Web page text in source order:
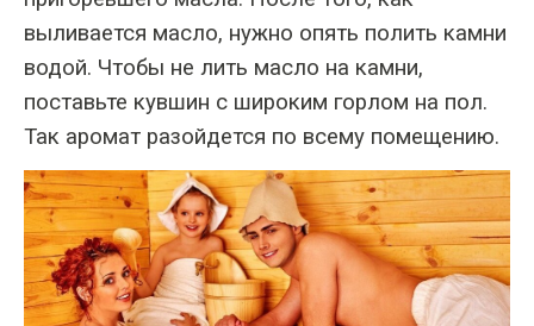
выливается масло, нужно опять полить камни
водой. Чтобы не лить масло на камни,
поставьте кувшин с широким горлом на пол.
Так аромат разойдется по всему помещению.